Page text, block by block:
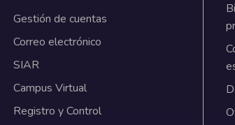
Gestión de cuentas
Correo electrónico
SIAR
Campus Virtual
Registro y Control